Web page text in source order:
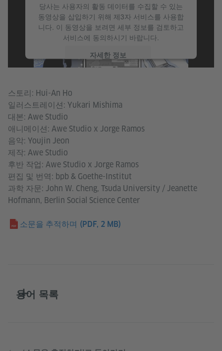
당사는 사용자의 활동 데이터를 수집할 수 있는
동영상을 삽입하기 위해 제3자 서비스를 사용합
니다. 이 동영상을 보려면 세부 정보를 검토하고
서비스에 동의하시기 바랍니다.
자세한 정보
스토리: Hui-An Ho
일러스트레이션: Yukari Mishima
대본: Awe Studio
애니메이션: Awe Studio x Jorge Ramos
음악: Youjin Jeon
제작: Awe Studio
후반 작업: Awe Studio x Jorge Ramos
편집 및 번역: bpb & Goethe-Institut
과학 자문: John W. Cheng, Tsuda University / Jeanette
Hofmann, Berlin Social Science Center
소문을 추적하며 (PDF, 2 MB)
용어 목록